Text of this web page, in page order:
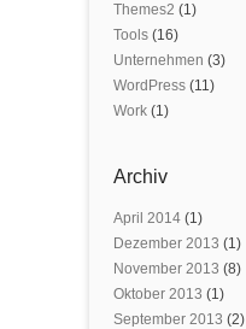
Themes2 (1)
Tools (16)
Unternehmen (3)
WordPress (11)
Work (1)
Archiv
April 2014 (1)
Dezember 2013 (1)
November 2013 (8)
Oktober 2013 (1)
September 2013 (2)